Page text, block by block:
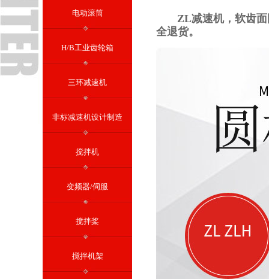
电动滚筒
H/B工业齿轮箱
三环减速机
非标减速机设计制造
搅拌机
变频器/伺服
搅拌桨
搅拌机架
ZL减速机，软齿面圆
全退货。